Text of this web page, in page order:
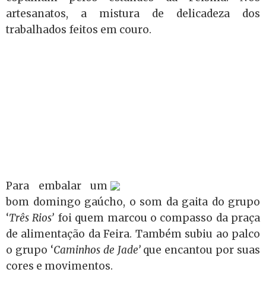
artesanatos, a mistura de delicadeza dos
trabalhados feitos em couro.
Para embalar um
bom domingo gaúcho, o som da gaita do grupo
‘Três Rios’ foi quem marcou o compasso da praça
de alimentação da Feira. Também subiu ao palco
o grupo ‘Caminhos de Jade’que encantou por suas
cores e movimentos.